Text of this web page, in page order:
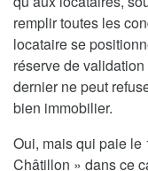
remplir toutes les
locataire se
réserve de
dernier ne peut
bien immobilier.
Oui, mais qui paie le
Châtillon » dans ce